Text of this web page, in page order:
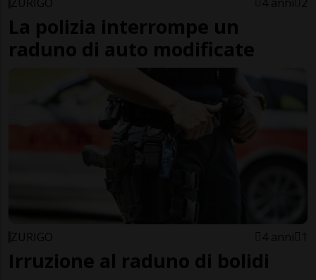
La polizia interrompe un
raduno di auto modificate
ZURIGO 4 anni 1
Irruzione al raduno di bolidi